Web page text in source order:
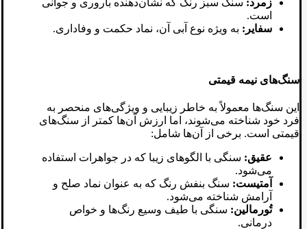
زمرد: سنگ سبز رنگ که نشان‌دهنده باروری و جوانی
است.
سفایر: به‌ ویژه نوع آبی آن، نماد حکمت و وفاداری.
سنگ‌های نیمه‌ قیمتی
این سنگ‌ها معمولاً به خاطر زیبایی و ویژگی‌های منحصر به
فرد خود شناخته می‌شوند، اما ارزش آن‌ها کمتر از سنگ‌های
قیمتی است. برخی از آن‌ها شامل:
عقیق: سنگی با الگوهای زیبا که در جواهرات استفاده
می‌شود.
آمتیست: سنگ بنفش رنگ که به عنوان نماد صلح و
آرامش شناخته می‌شود.
تُورمالین: سنگی با طیف وسیع رنگ‌ها و خواص
درمانی.